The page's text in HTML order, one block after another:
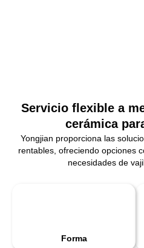
Servicio flexible a
cerámica
Yongjian proporciona las
rentables, ofreciendo opciones
necesidades de
Forma